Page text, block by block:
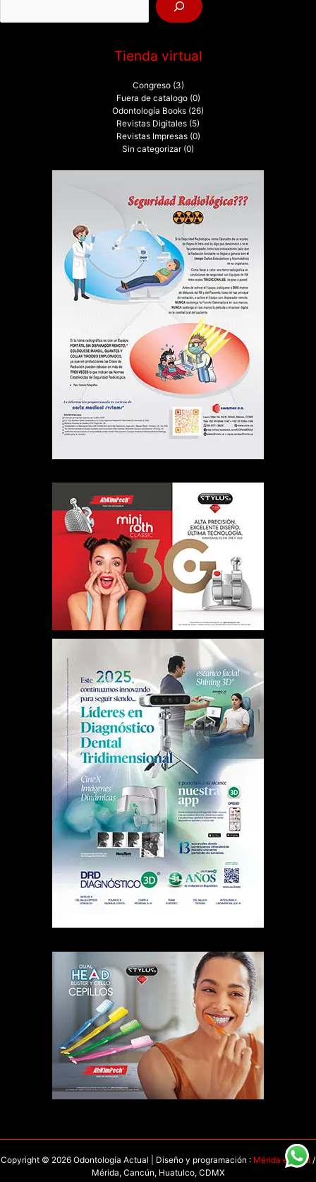
:
Tienda virtual
Congreso (3)
Fuera de catalogo (0)
Odontología Books (26)
Revistas Digitales (5)
Revistas Impresas (0)
Sin categorizar (0)
Copyright © 2026 Odontología Actual | Diseño y programación : Mérida en Red /
Mérida, Cancún, Huatulco, CDMX